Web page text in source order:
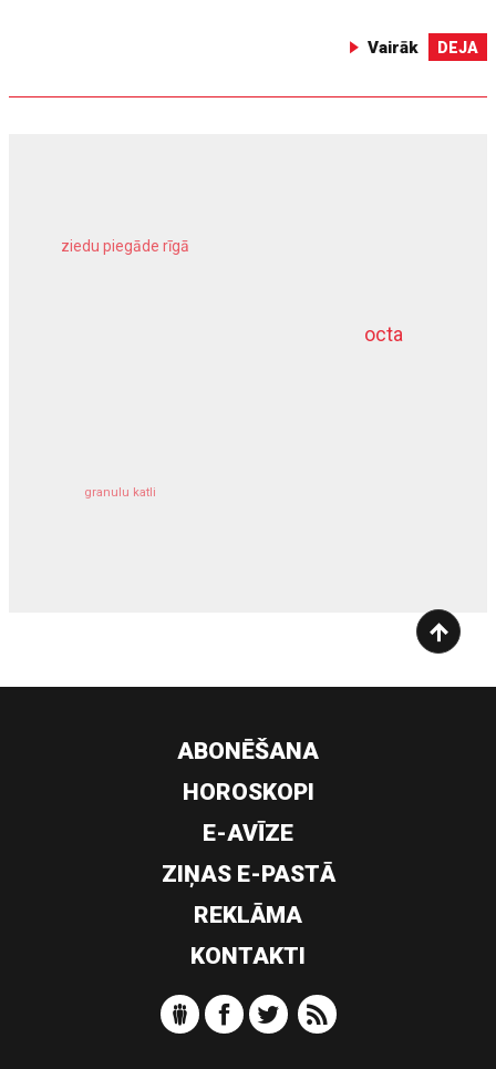
Vairāk DEJA
octa
ziedu piegāde rīgā
granulu katli
dziļurbums
ABONĒŠANA
HOROSKOPI
E-AVĪZE
ZIŅAS E-PASTĀ
REKLĀMA
KONTAKTI